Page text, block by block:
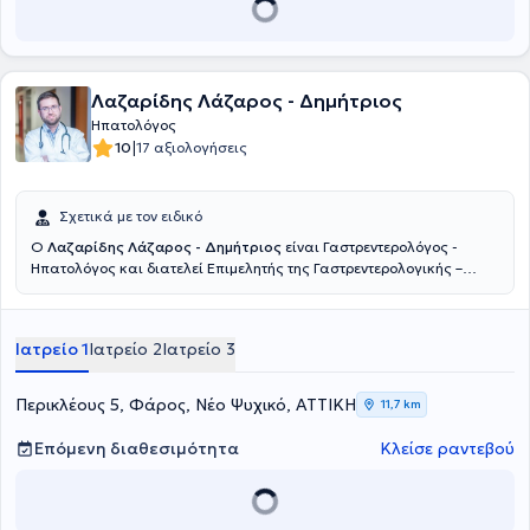
Λαζαρίδης Λάζαρος - Δημήτριος
Ηπατολόγος
10|17 αξιολογήσεις
Σχετικά με τον ειδικό
Ο Λαζαρίδης Λάζαρος - Δημήτριος είναι Γαστρεντερολόγος -
Ηπατολόγος και διατελεί Επιμελητής της Γαστρεντερολογικής –
Παράλληλα, διατηρεί το ιδιωτικό του ιατρείο στο Φάρο του Νέου
Πανεπιστήμιο Αθηνών και Ειδικεύτηκε στην Γαστρεντερολογία -
Ηπατολογία στο Πανεπιστημιακό Γενικό Νοσοκομείο «Αττικόν».
Πέραν των εθνικών εξετάσεων για τη λήψη του τίτλου της
ειδικότητας Γαστρεντερολογίας, συμμετείχε στις εργασίες του 14ου
Σχολείου Ηπατολογίας της Ελληνικής Εταιρείας Μελέτης Ήπατος
και βραβεύτηκε μετά τη συμμετοχή του στις εξετάσεις.
Καποδιστριακού Πανεπιστημίου Αθηνών το 2017 με βαθμό
Ιατρείο 1Ιατρείο 2Ιατρείο 3
Περικλέους 5, Φάρος, Νέο Ψυχικό, ΑΤΤΙΚΗ 11,7 km
Επόμενη διαθεσιμότητα Κλείσε ραντεβού